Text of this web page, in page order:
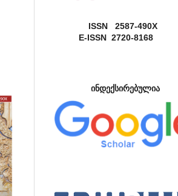
ISSN 2587-490X
E-ISSN 2720-8168
ინდექსირებულია